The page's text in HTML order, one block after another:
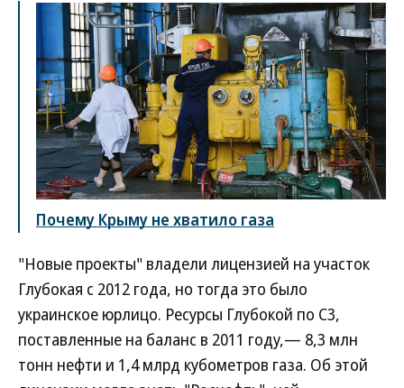
Почему Крыму не хватило газа
"Новые проекты" владели лицензией на участок
Глубокая с 2012 года, но тогда это было
украинское юрлицо. Ресурсы Глубокой по C3,
поставленные на баланс в 2011 году,— 8,3 млн
тонн нефти и 1,4 млрд кубометров газа. Об этой